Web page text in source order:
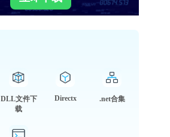
DLL文件下
载
Directx .net合集